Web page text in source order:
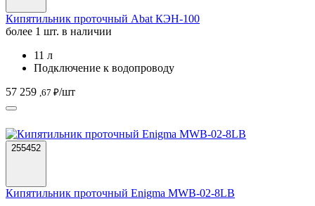
Кипятильник проточный Abat КЭН-100
более 1 шт. в наличии
11 л
Подключение к водопроводу
57 259 ,67 ₽/шт
255452
Кипятильник проточный Enigma MWB-02-8LB